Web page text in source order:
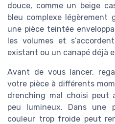
douce, comme un beige
bleu complexe légèrement
une pièce teintée
les volumes et
existant ou un canapé déjà
Avant de vous lancer,
votre pièce à différents
drenching mal choisi peut
peu lumineux. Dans une
couleur trop froide peut